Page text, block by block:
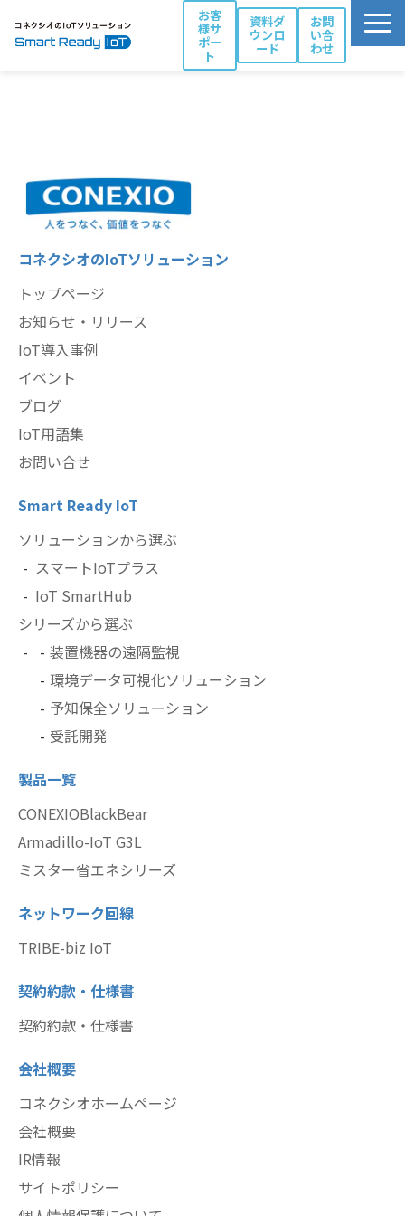
お客
様サ
ポー
ト
資料ダ
ウンロ
ード
お問
い合
わせ
導入事例
ブログ
お役立ち資料
コネクシオのIoTソリューション
トップページ
お知らせ・リリース
IoT導入事例
イベント
ブログ
IoT用語集
お問い合せ
Smart Ready IoT
ソリューションから選ぶ
スマートIoTプラス
IoT SmartHub
シリーズから選ぶ
装置機器の遠隔監視
環境データ可視化ソリューション
予知保全ソリューション
受託開発
製品一覧
CONEXIOBlackBear
Armadillo-IoT G3L
ミスター省エネシリーズ
ネットワーク回線
TRIBE-biz IoT
契約約款・仕様書
契約約款・仕様書
会社概要
コネクシオホームページ
会社概要
IR情報
サイトポリシー